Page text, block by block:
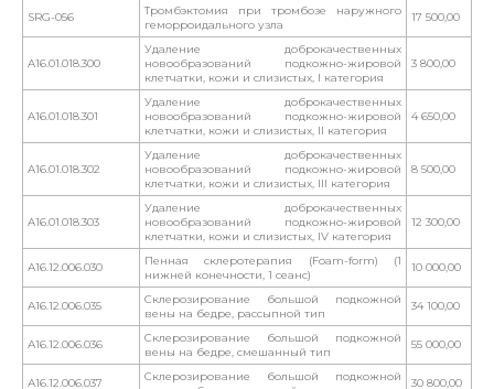
SRG-056
Тромбэктомия при тромбозе наружного
геморроидального узла
17 500,00
A16.01.018.300
Удаление доброкачественных
новообразований подкожно-жировой
клетчатки, кожи и слизистых, I категория
3 800,00
A16.01.018.301
Удаление доброкачественных
новообразований подкожно-жировой
клетчатки, кожи и слизистых, II категория
4 650,00
A16.01.018.302
Удаление доброкачественных
новообразований подкожно-жировой
клетчатки, кожи и слизистых, III категория
8 500,00
A16.01.018.303
Удаление доброкачественных
новообразований подкожно-жировой
клетчатки, кожи и слизистых, IV категория
12 300,00
А16.12.006.030
Пенная склеротерапия (Foam-form) (1
нижней конечности, 1 сеанс)
10 000,00
А16.12.006.035
Склерозирование большой подкожной
вены на бедре, рассыпной тип
34 100,00
А16.12.006.036
Склерозирование большой подкожной
вены на бедре, смешанный тип
55 000,00
А16.12.006.037
Склерозирование большой подкожной
30 800,00